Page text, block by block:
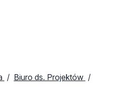
Biuro ds. Projektów